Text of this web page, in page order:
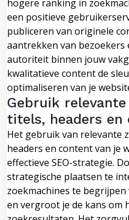
hogere ranking in
een positieve
publiceren van originele
aantrekken van bezoekers
autoriteit binnen jouw
kwalitatieve content de
optimaliseren van je
Gebruik
titels, headers en
Het gebruik van relevante
headers en content van je
effectieve SEO-strategie.
strategische plaatsen te
zoekmachines te begrijpen
en vergroot je de kans om